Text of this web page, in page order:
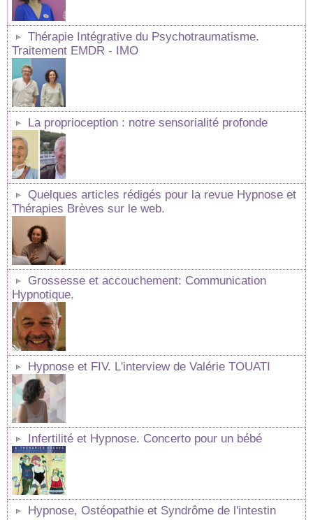
Thérapie Intégrative du Psychotraumatisme.
Traitement EMDR - IMO
La proprioception : notre sensorialité profonde
Quelques articles rédigés pour la revue Hypnose et
Thérapies Brèves sur le web.
Grossesse et accouchement: Communication
Hypnotique.
Hypnose et FIV. L'interview de Valérie TOUATI
Infertilité et Hypnose. Concerto pour un bébé
Hypnose, Ostéopathie et Syndrôme de l'intestin